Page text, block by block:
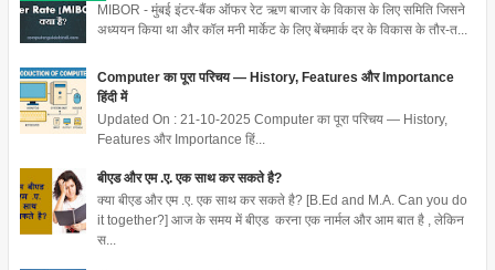
MIBOR - मुंबई इंटर-बैंक ऑफर रेट ऋण बाजार के विकास के लिए समिति जिसने
अध्ययन किया था और कॉल मनी मार्केट के लिए बेंचमार्क दर के विकास के तौर-त...
Computer का पूरा परिचय — History, Features और Importance
हिंदी में
Updated On : 21-10-2025 Computer का पूरा परिचय — History,
Features और Importance हिं...
बीएड और एम .ए. एक साथ कर सकते है?
क्या बीएड और एम .ए. एक साथ कर सकते है? [B.Ed and M.A. Can you do
it together?] आज के समय में बीएड करना एक नार्मल और आम बात है , लेकिन
स...